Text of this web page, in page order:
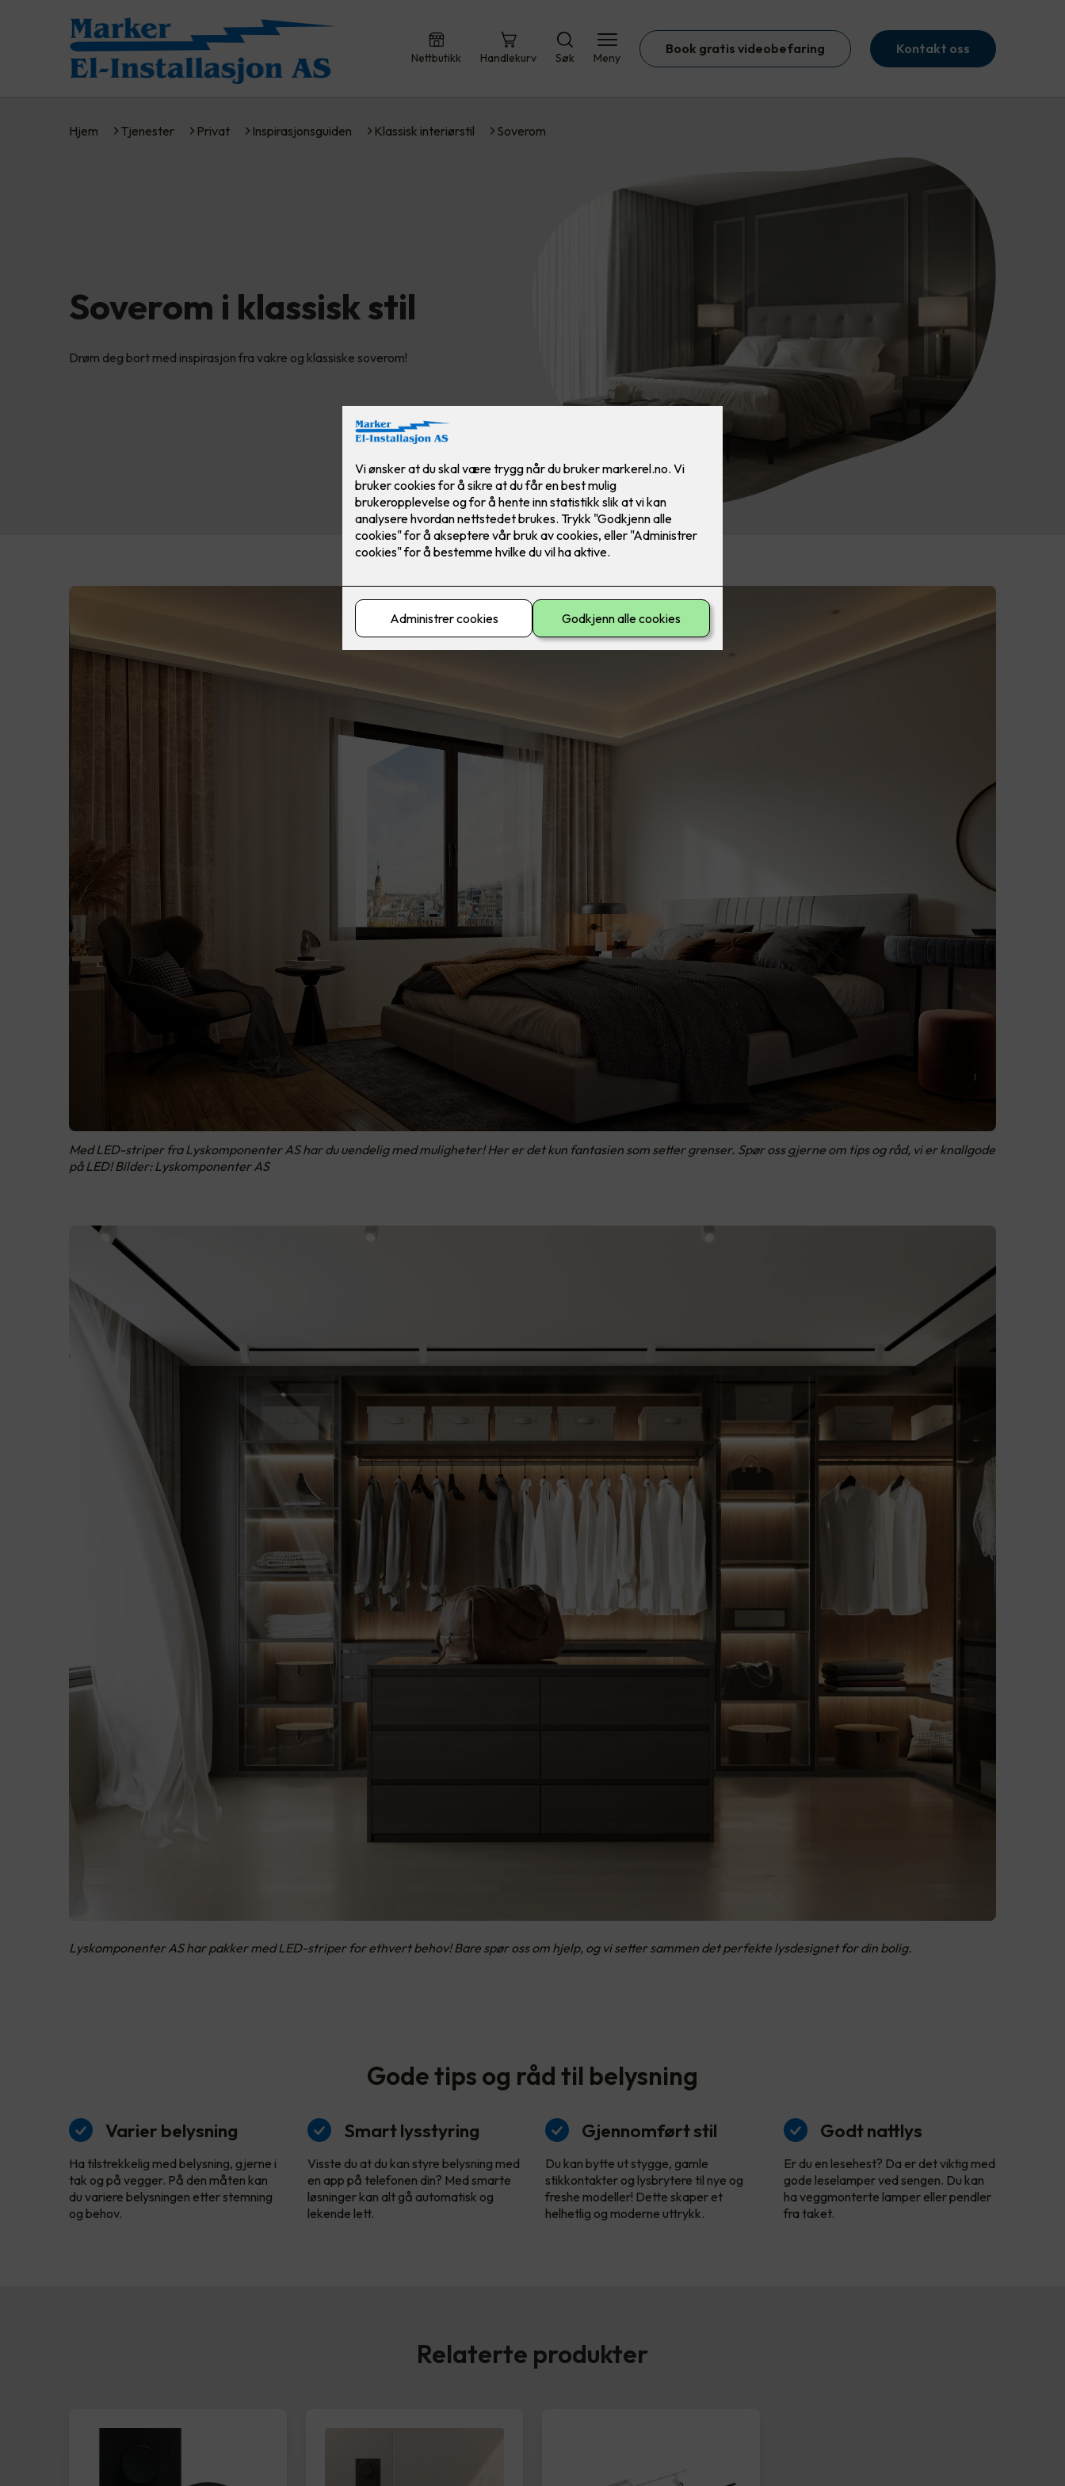
Nettbutikk Handlekurv Søk Meny
Book gratis videobefaring Kontakt oss
Hjem Tjenester Privat Inspirasjonsguiden Klassisk interiørstil Soverom
Soverom i klassisk stil
Drøm deg bort med inspirasjon fra vakre og klassiske soverom!
Med LED-striper fra Lyskomponenter AS har du uendelig med muligheter! Her er det kun fantasien som setter grenser. Spør oss gjerne om tips og råd, vi er knallgode
på LED! Bilder: Lyskomponenter AS
Lyskomponenter AS har pakker med LED-striper for ethvert behov! Bare spør oss om hjelp, og vi setter sammen det perfekte lysdesignet for din bolig.
Gode tips og råd til belysning
Varier belysning
Ha tilstrekkelig med belysning, gjerne i
tak og på vegger. På den måten kan
du variere belysningen etter stemning
og behov.
Smart lysstyring
Visste du at du kan styre belysning med
en app på telefonen din? Med smarte
løsninger kan alt gå automatisk og
lekende lett.
Gjennomført stil
Du kan bytte ut stygge, gamle
stikkontakter og lysbrytere til nye og
freshe modeller! Dette skaper et
helhetlig og moderne uttrykk.
Godt nattlys
Er du en lesehest? Da er det viktig med
gode leselamper ved sengen. Du kan
ha veggmonterte lamper eller pendler
fra taket.
Relaterte produkter